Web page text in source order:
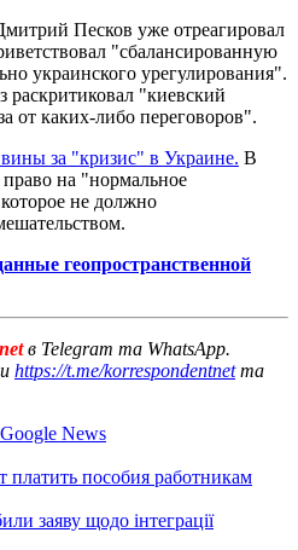
Песков уже отреагировал
"сбалансированную
украинского урегулирования".
раскритиковал "киевский
от каких-либо переговоров".
за "кризис" в Украине. В
на "нормальное
не должно
геопространственной
в Telegram та WhatsApp.
https://t.me/korrespondentnetта
News
платить пособия работникам
заяву щодо інтеграції